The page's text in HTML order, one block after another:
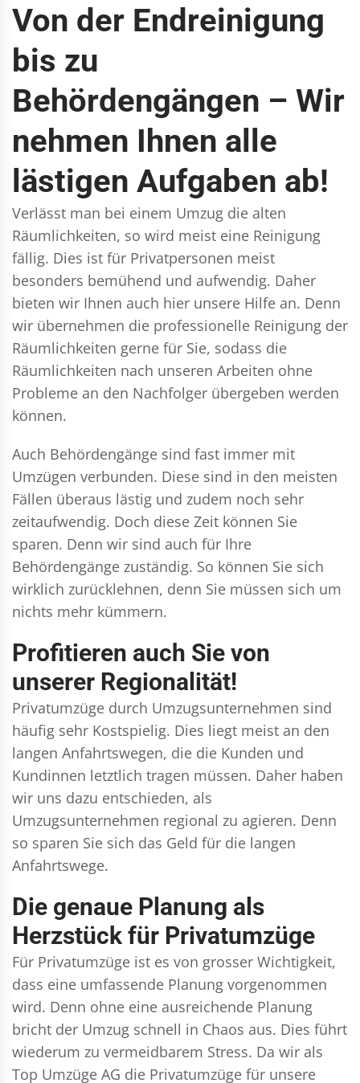
Von der Endreinigung
bis zu
Behördengängen – Wir
nehmen Ihnen alle
lästigen Aufgaben ab!
Verlässt man bei einem Umzug die alten
Räumlichkeiten, so wird meist eine Reinigung
fällig. Dies ist für Privatpersonen meist
besonders bemühend und aufwendig. Daher
bieten wir Ihnen auch hier unsere Hilfe an. Denn
wir übernehmen die professionelle Reinigung der
Räumlichkeiten gerne für Sie, sodass die
Räumlichkeiten nach unseren Arbeiten ohne
Probleme an den Nachfolger übergeben werden
können.
Auch Behördengänge sind fast immer mit
Umzügen verbunden. Diese sind in den meisten
Fällen überaus lästig und zudem noch sehr
zeitaufwendig. Doch diese Zeit können Sie
sparen. Denn wir sind auch für Ihre
Behördengänge zuständig. So können Sie sich
wirklich zurücklehnen, denn Sie müssen sich um
nichts mehr kümmern.
Profitieren auch Sie von
unserer Regionalität!
Privatumzüge durch Umzugsunternehmen sind
häufig sehr Kostspielig. Dies liegt meist an den
langen Anfahrtswegen, die die Kunden und
Kundinnen letztlich tragen müssen. Daher haben
wir uns dazu entschieden, als
Umzugsunternehmen regional zu agieren. Denn
so sparen Sie sich das Geld für die langen
Anfahrtswege.
Die genaue Planung als
Herzstück für Privatumzüge
Für Privatumzüge ist es von grosser Wichtigkeit,
dass eine umfassende Planung vorgenommen
wird. Denn ohne eine ausreichende Planung
bricht der Umzug schnell in Chaos aus. Dies führt
wiederum zu vermeidbarem Stress. Da wir als
Top Umzüge AG die Privatumzüge für unsere